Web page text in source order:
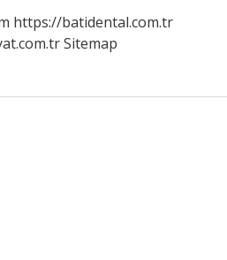
https://batidental.com.tr
Sitemap